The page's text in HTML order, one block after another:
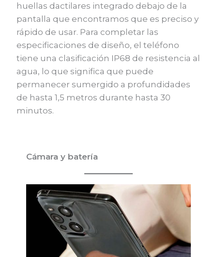
huellas dactilares integrado debajo de la
pantalla que encontramos que es preciso y
rápido de usar. Para completar las
especificaciones de diseño, el teléfono
tiene una clasificación IP68 de resistencia al
agua, lo que significa que puede
permanecer sumergido a profundidades
de hasta 1,5 metros durante hasta 30
minutos.
Cámara y batería